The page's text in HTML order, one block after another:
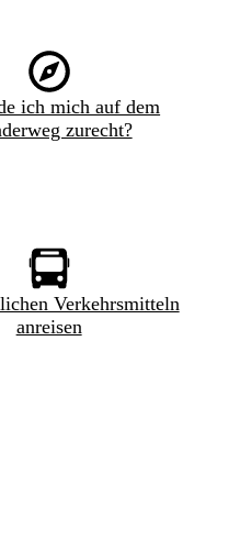
ich mich auf dem
zurecht?
Verkehrsmitteln
anreisen